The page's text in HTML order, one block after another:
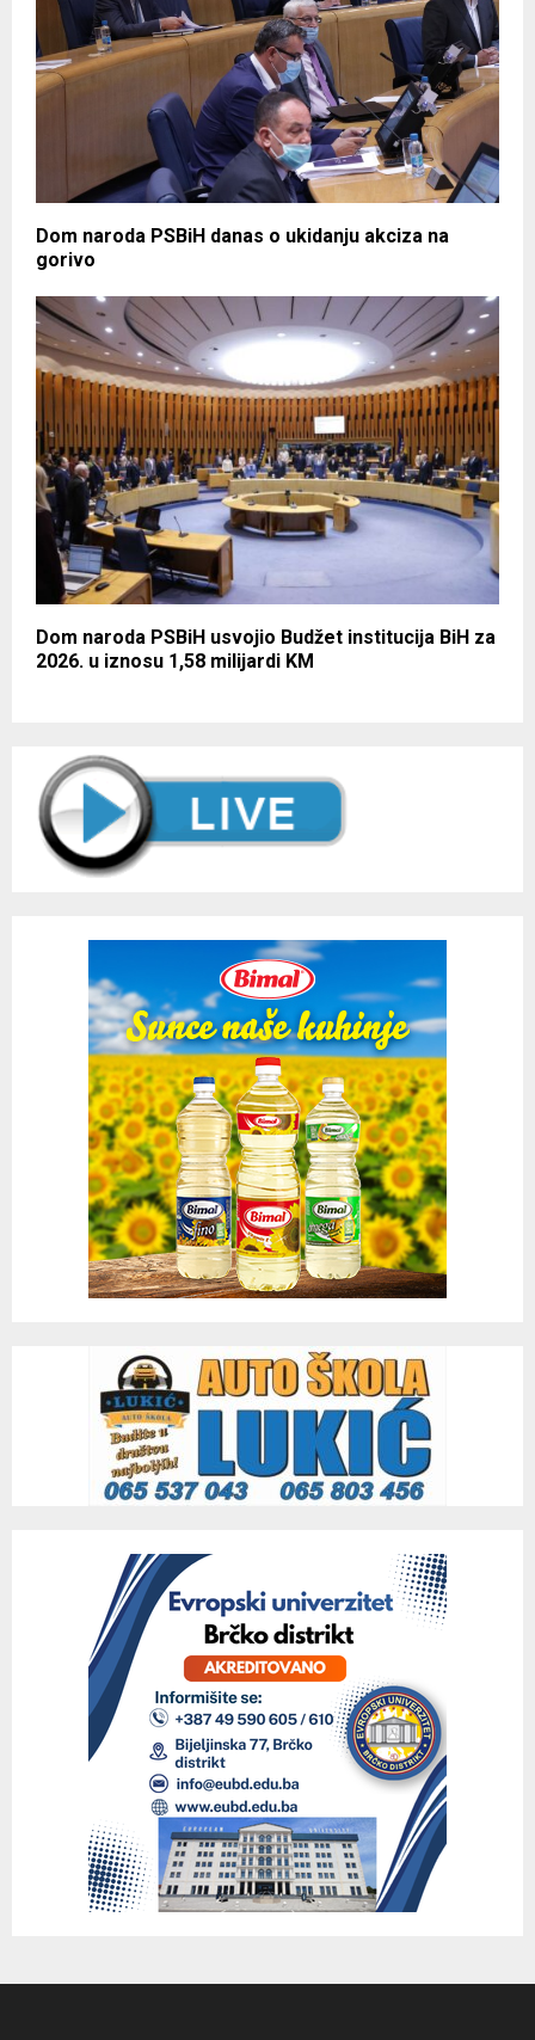
Dom naroda PSBiH danas o ukidanju akciza na
gorivo
Dom naroda PSBiH usvojio Budžet institucija BiH za
2026. u iznosu 1,58 milijardi KM